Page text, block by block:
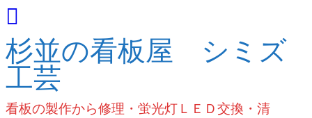
杉並の看板屋 シミズ
工芸
看板の製作から修理・蛍光灯ＬＥＤ交換・清